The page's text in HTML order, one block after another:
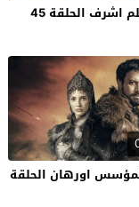
مسلسل حلم اشرف الحلقة 45
اورهان الحلقة